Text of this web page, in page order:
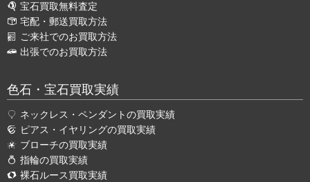
宝石買取無料査定
宅配・郵送買取方法
ご来社でのお買取方法
出張でのお買取方法
色石・宝石買取実績
ネックレス・ペンダントの買取実績
ピアス・イヤリングの買取実績
ブローチの買取実績
指輪の買取実績
裸石ルース買取実績